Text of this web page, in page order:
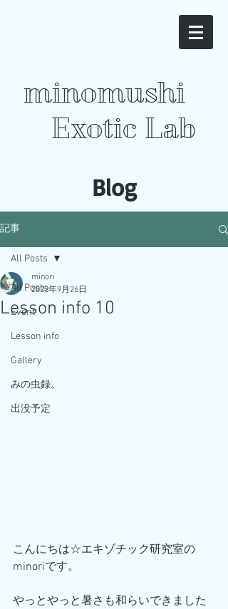
minomushi
Exotic Lab
​Blog
記事
All Posts
Event
Lesson info
Gallery
みの虫録。
出没予定
All Posts
Lesson info 10
minori
2023年9月26日
こんにちは☆エキゾチック研究室の
minoriです。
やっとやっと暑さも和らいできました